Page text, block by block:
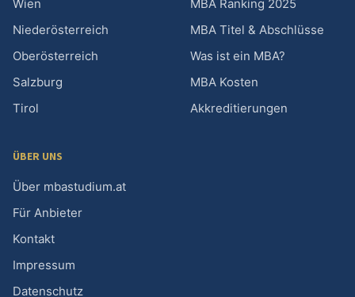
Wien
Niederösterreich
Oberösterreich
Salzburg
Tirol
MBA Ranking 2025
MBA Titel & Abschlüsse
Was ist ein MBA?
MBA Kosten
Akkreditierungen
ÜBER UNS
Über mbastudium.at
Für Anbieter
Kontakt
Impressum
Datenschutz